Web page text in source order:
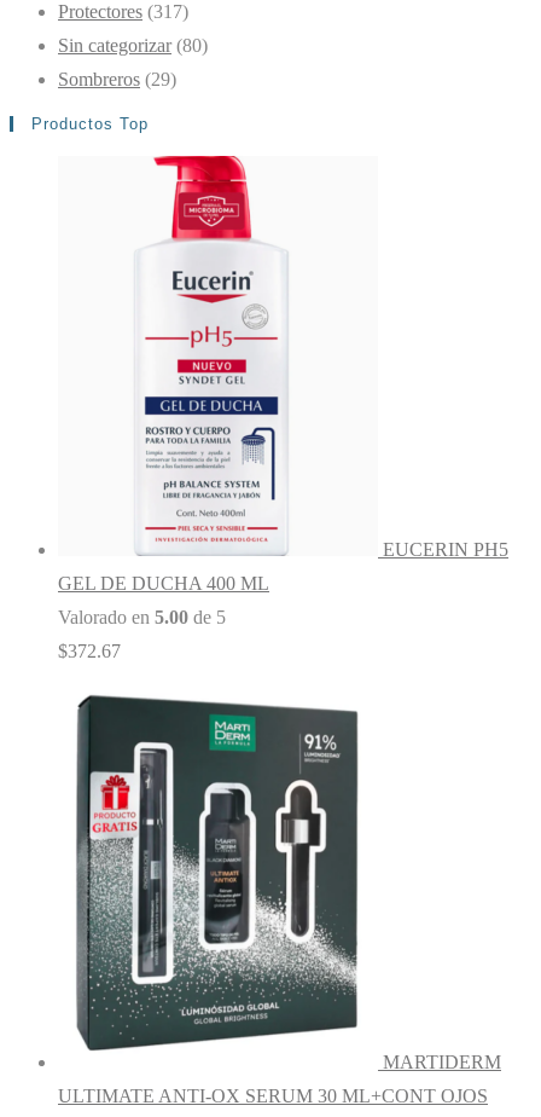
Protectores (317)
Sin categorizar (80)
Sombreros (29)
Productos Top
EUCERIN PH5
GEL DE DUCHA 400 ML
Valorado en 5.00 de 5
$372.67
MARTIDERM
ULTIMATE ANTI-OX SERUM 30 ML+CONT OJOS